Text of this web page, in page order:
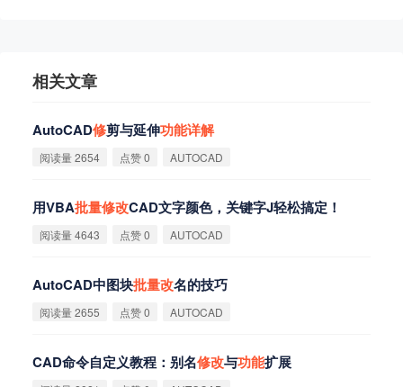
相关文章
AutoCAD修剪与延伸功能详解
阅读量 2654 点赞 0 AUTOCAD
用VBA批量修改CAD文字颜色，关键字J轻松搞定！
阅读量 4643 点赞 0 AUTOCAD
AutoCAD中图块批量改名的技巧
阅读量 2655 点赞 0 AUTOCAD
CAD命令自定义教程：别名修改与功能扩展